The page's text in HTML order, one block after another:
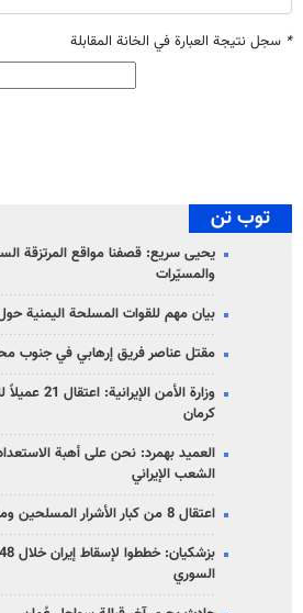
* سجل نتيجة العبارة في الخانة المقابلة
توب تن
يحيى سريع: قصفنا مواقع المرتزقة
والمسيّرات
بيان مهم للقوات المسلحة اليمنية
مقتل عناصر فريق إرهابي في جنوب
كرمان
العميد بهمرد: نحن على أهبة
الشعب الإيراني
اعتقال 8 من كبار الأشرار المسلحين ومنتسبي الجماعات الإرهابية
السوري